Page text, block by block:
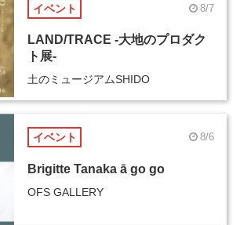
イベント 8/7
LAND/TRACE -大地のプロダク
ト展-
土のミュージアムSHIDO
イベント 8/6
Brigitte Tanaka ā go go
OFS GALLERY